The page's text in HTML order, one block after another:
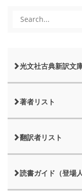
光文社古典新訳文
著者リスト
翻訳者リスト
読書ガイド（登場